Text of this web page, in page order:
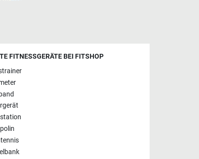
FITNESSGERÄTE BEI FITSHOP